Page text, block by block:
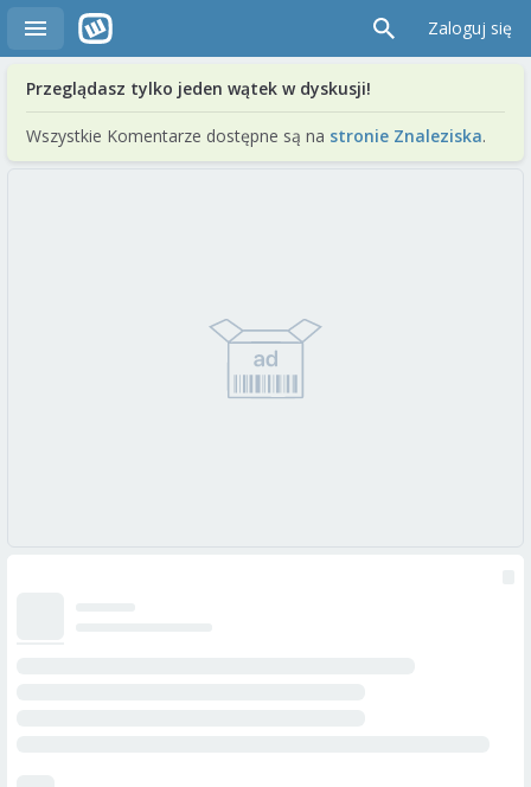
Zaloguj się
Przeglądasz tylko jeden wątek w dyskusji!
Wszystkie Komentarze dostępne są na stronie Znaleziska.